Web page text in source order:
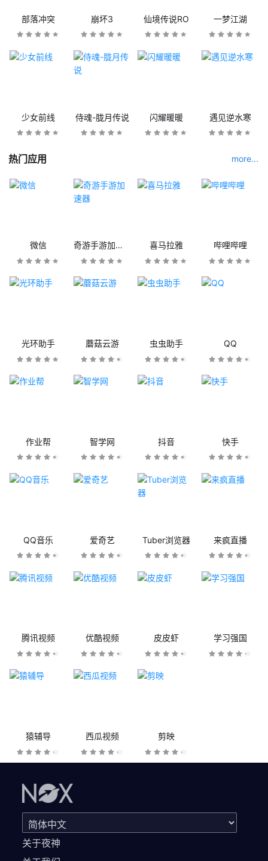
部落冲突 崩坏3 仙境传说RO 一梦江湖
少女前线 侍魂-胧月传说 闪耀暖暖 遇见逆水寒
热门应用 more...
微信 奇游手游加速器 喜马拉雅 哔哩哔哩
光环助手 蘑菇云游 虫虫助手 QQ
作业帮 智学网 抖音 快手
QQ音乐 爱奇艺 Tuber浏览器 来疯直播
腾讯视频 优酷视频 皮皮虾 学习强国
猿辅导 西瓜视频 剪映
关于夜神